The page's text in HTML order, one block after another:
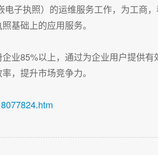
子执照）的运维服务工作，为工商
基础上的应用服务。
业85%以上，通过为企业用户提供
，提升市场竞争力。